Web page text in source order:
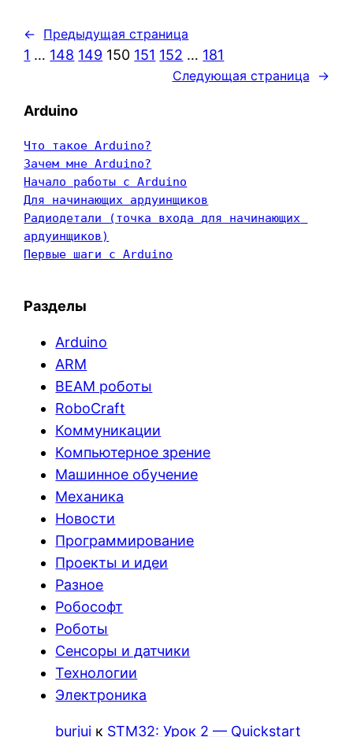
← Предыдущая страница
1 … 148 149 150 151 152 … 181
Следующая страница →
Arduino
Что такое Arduino?
Зачем мне Arduino?
Начало работы с Arduino
Для начинающих ардуинщиков
Радиодетали (точка входа для начинающих
ардуинщиков)
Первые шаги с Arduino
Разделы
Arduino
ARM
BEAM роботы
RoboCraft
Коммуникации
Компьютерное зрение
Машинное обучение
Механика
Новости
Программирование
Проекты и идеи
Разное
Робософт
Роботы
Сенсоры и датчики
Технологии
Электроника
burjui к STM32: Урок 2 — Quickstart